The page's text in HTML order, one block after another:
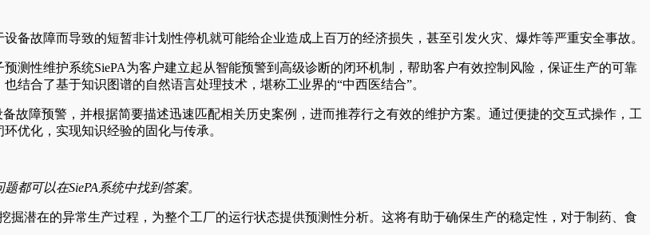
备故障而导致的短暂非计划性停机就可能给企业造成上百万的经济损失，甚至引发火灾、爆炸等严重安全事故。
测性维护系统SiePA为客户建立起从智能预警到高级诊断的闭环机制，帮助客户有效控制风险，保证生产的可靠
结合了基于知识图谱的自然语言处理技术，堪称工业界的“中西医结合”。
故障预警，并根据简要描述迅速匹配相关历史案例，进而推荐行之有效的维护方案。通过便捷的交互式操作，工
优化，实现知识经验的固化与传承。
都可以在SiePA系统中找到答案。
掘潜在的异常生产过程，为整个工厂的运行状态提供预测性分析。这将有助于确保生产的稳定性，对于制药、食